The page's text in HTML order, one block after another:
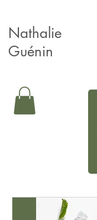
Nathalie
Guénin